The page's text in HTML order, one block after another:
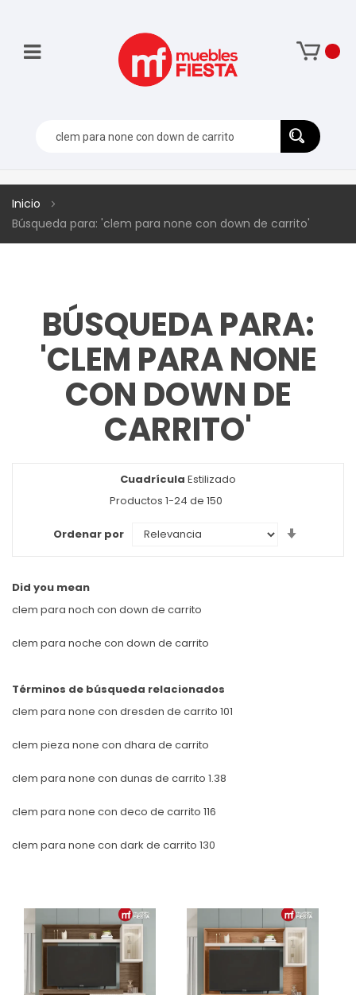
Inicio
Búsqueda para: 'clem para none con down de carrito'
BÚSQUEDA PARA:
'CLEM PARA NONE
CON DOWN DE
CARRITO'
Ver
como
Cuadrícula Estilizado
Productos 1-24 de 150
Ordenar por
Did you mean
clem para noch con down de carrito
clem para noche con down de carrito
Términos de búsqueda relacionados
clem para none con dresden de carrito 101
clem pieza none con dhara de carrito
clem para none con dunas de carrito 1.38
clem para none con deco de carrito 116
clem para none con dark de carrito 130